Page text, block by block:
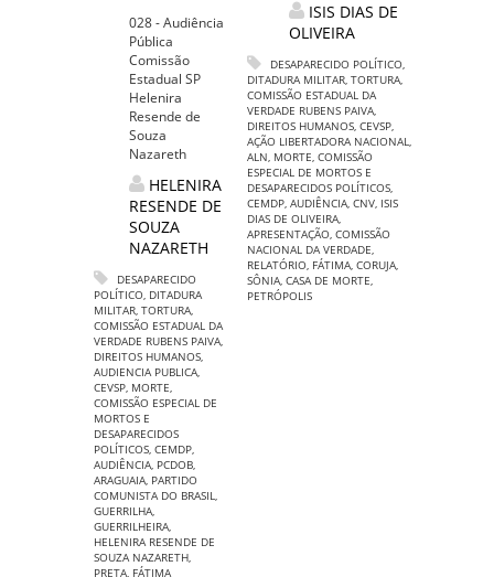
028 - Audiência
Pública
Comissão
Estadual SP
Helenira
Resende de
Souza
Nazareth
HELENIRA
RESENDE DE
SOUZA
NAZARETH
DESAPARECIDO
POLÍTICO, DITADURA
MILITAR, TORTURA,
COMISSÃO ESTADUAL DA
VERDADE RUBENS PAIVA,
DIREITOS HUMANOS,
AUDIENCIA PUBLICA,
CEVSP, MORTE,
COMISSÃO ESPECIAL DE
MORTOS E
DESAPARECIDOS
POLÍTICOS, CEMDP,
AUDIÊNCIA, PCDOB,
ARAGUAIA, PARTIDO
COMUNISTA DO BRASIL,
GUERRILHA,
GUERRILHEIRA,
HELENIRA RESENDE DE
SOUZA NAZARETH,
PRETA, FÁTIMA
ISIS DIAS DE
OLIVEIRA
DESAPARECIDO POLÍTICO,
DITADURA MILITAR, TORTURA,
COMISSÃO ESTADUAL DA
VERDADE RUBENS PAIVA,
DIREITOS HUMANOS, CEVSP,
AÇÃO LIBERTADORA NACIONAL,
ALN, MORTE, COMISSÃO
ESPECIAL DE MORTOS E
DESAPARECIDOS POLÍTICOS,
CEMDP, AUDIÊNCIA, CNV, ISIS
DIAS DE OLIVEIRA,
APRESENTAÇÃO, COMISSÃO
NACIONAL DA VERDADE,
RELATÓRIO, FÁTIMA, CORUJA,
SÔNIA, CASA DE MORTE,
PETRÓPOLIS